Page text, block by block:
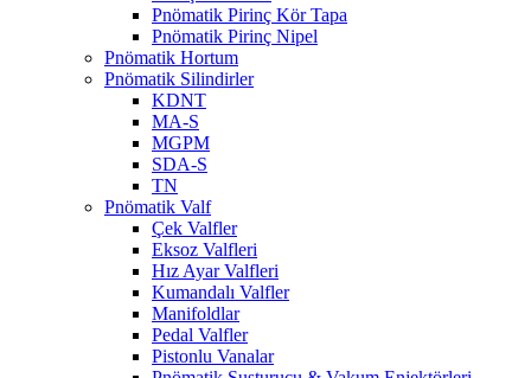
Pnömatik Pirinç Kör Tapa
Pnömatik Pirinç Nipel
Pnömatik Hortum
Pnömatik Silindirler
KDNT
MA-S
MGPM
SDA-S
TN
Pnömatik Valf
Çek Valfler
Eksoz Valfleri
Hız Ayar Valfleri
Kumandalı Valfler
Manifoldlar
Pedal Valfler
Pistonlu Vanalar